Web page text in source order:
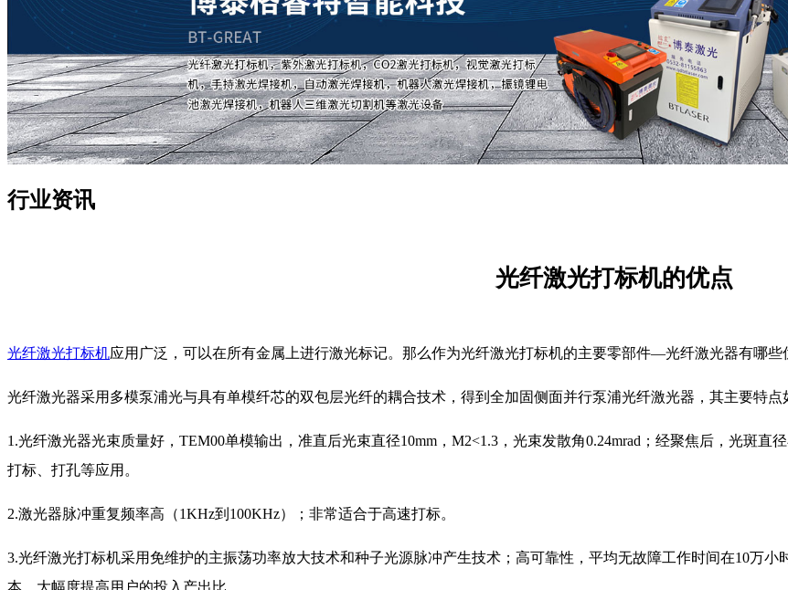
行业资讯
光纤激光打标机的优点
光纤激光打标机应用广泛，可以在所有金属上进行激光标记。那么作为光纤激光打标机的主要零部件—光纤激光器有哪些
光纤激光器采用多模泵浦光与具有单模纤芯的双包层光纤的耦合技术，得到全加固侧面并行泵浦光纤激光器，其主要特点
1.光纤激光器光束质量好，TEM00单模输出，准直后光束直径10mm，M2<1.3，光束发散角0.24mrad；经聚焦后，光斑直
打标、打孔等应用。
2.激光器脉冲重复频率高（1KHz到100KHz）；非常适合于高速打标。
3.光纤激光打标机采用免维护的主振荡功率放大技术和种子光源脉冲产生技术；高可靠性，平均无故障工作时间在10万